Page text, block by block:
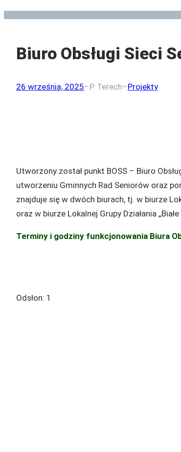
Biuro Obsługi Sieci
26 września, 2025–P. Terech–Projekty
Utworzony został punkt BOSS – Biuro
utworzeniu Gminnych Rad Seniorów oraz
znajduje się w dwóch biurach, tj. w biurze
oraz w biurze Lokalnej Grupy Działania
Terminy i godziny funkcjonowania Biura
Odsłon: 1